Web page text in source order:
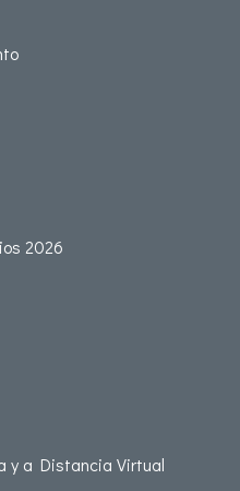
2026
y a Distancia Virtual